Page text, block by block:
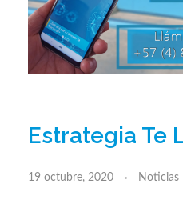
Estrategia Te
19 octubre, 2020 Noticias